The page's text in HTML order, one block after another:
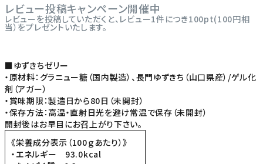
レビュー投稿キャンペーン開催中
レビューを投稿していただくと、レビュー1件につき100pt(100円相
当）をプレゼントいたします。
■ゆずきちゼリー
・原材料：グラニュー糖（国内製造）、長門ゆずきち（山口県産）/ゲル化
剤（アガー）
・賞味期限：製造日から80日（未開封）
・保存方法：高温・直射日光を避け常温で保存（未開封）
開封後はお早目にお召上がり下さい。
《栄養成分表示（100ｇあたり）》
・エネルギー 93.0kcal